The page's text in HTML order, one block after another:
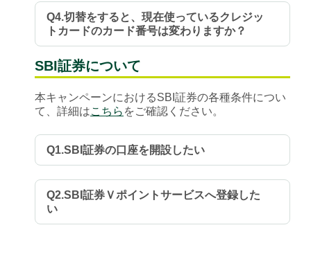
Q4.切替をすると、現在使っているクレジッ
トカードのカード番号は変わりますか？
SBI証券について
本キャンペーンにおけるSBI証券の各種条件につい
て、詳細はこちら をご確認ください。
Q1.SBI証券の口座を開設したい
Q2.SBI証券Ｖポイントサービスへ登録した
い